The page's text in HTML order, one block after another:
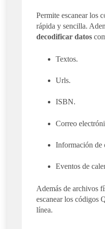
Permite escanear los
rápida y sencilla.
decodificar datos
Textos.
Urls.
ISBN.
Correo
Información de
Eventos de
Además de archivos
escanear los códigos
línea.